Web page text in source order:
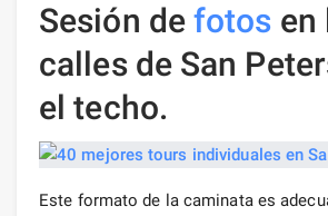
Sesión de fotos en
calles de San
el techo.
Este formato de la caminata es